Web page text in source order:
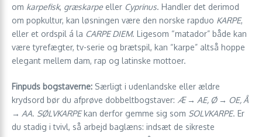
om karpefisk, græskarpe eller Cyprinus. Handler det derimod
om popkultur, kan løsningen være den norske rapduo KARPE,
eller et ordspil á la CARPE DIEM. Ligesom “matador” både kan
være tyrefægter, tv-serie og brætspil, kan “karpe” altså hoppe
elegant mellem dam, rap og latinske mottoer.
Finpuds bogstaverne: Særligt i udenlandske eller ældre
krydsord bør du afprøve dobbeltbogstaver: Æ → AE, Ø → OE, Å
→ AA. SØLVKARPEkan derfor gemme sig som SOLVKARPE. Er
du stadig i tvivl, så arbejd baglæns: indsæt de sikreste